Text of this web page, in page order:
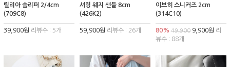
릴리아 슬리퍼 2/4cm
(709C8)
39,900원 리뷰수 : 5개
셔링 웨지 샌들 8cm
(426K2)
59,900원 리뷰수 : 26개
이브히 스니커즈 2cm
(314C10)
80% 49,9009,900원 리
뷰수 : 88개